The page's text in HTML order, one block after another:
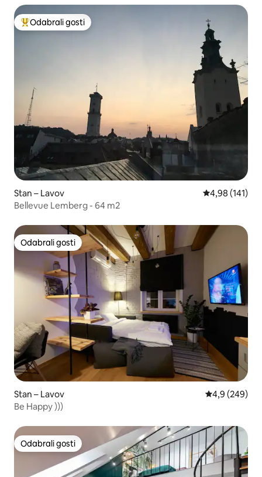
Među najviše rangiranima s oznakom „Odabrali gosti”
Odabrali gosti
Stan – Lavov Prosječna
4,98 (141)
Bellevue Lemberg - 64 m2
Odabrali gosti
Odabrali gosti
Stan – Lavov Prosječna
4,9 (249)
Be Happy )))
Odabrali gosti
Odabrali gosti